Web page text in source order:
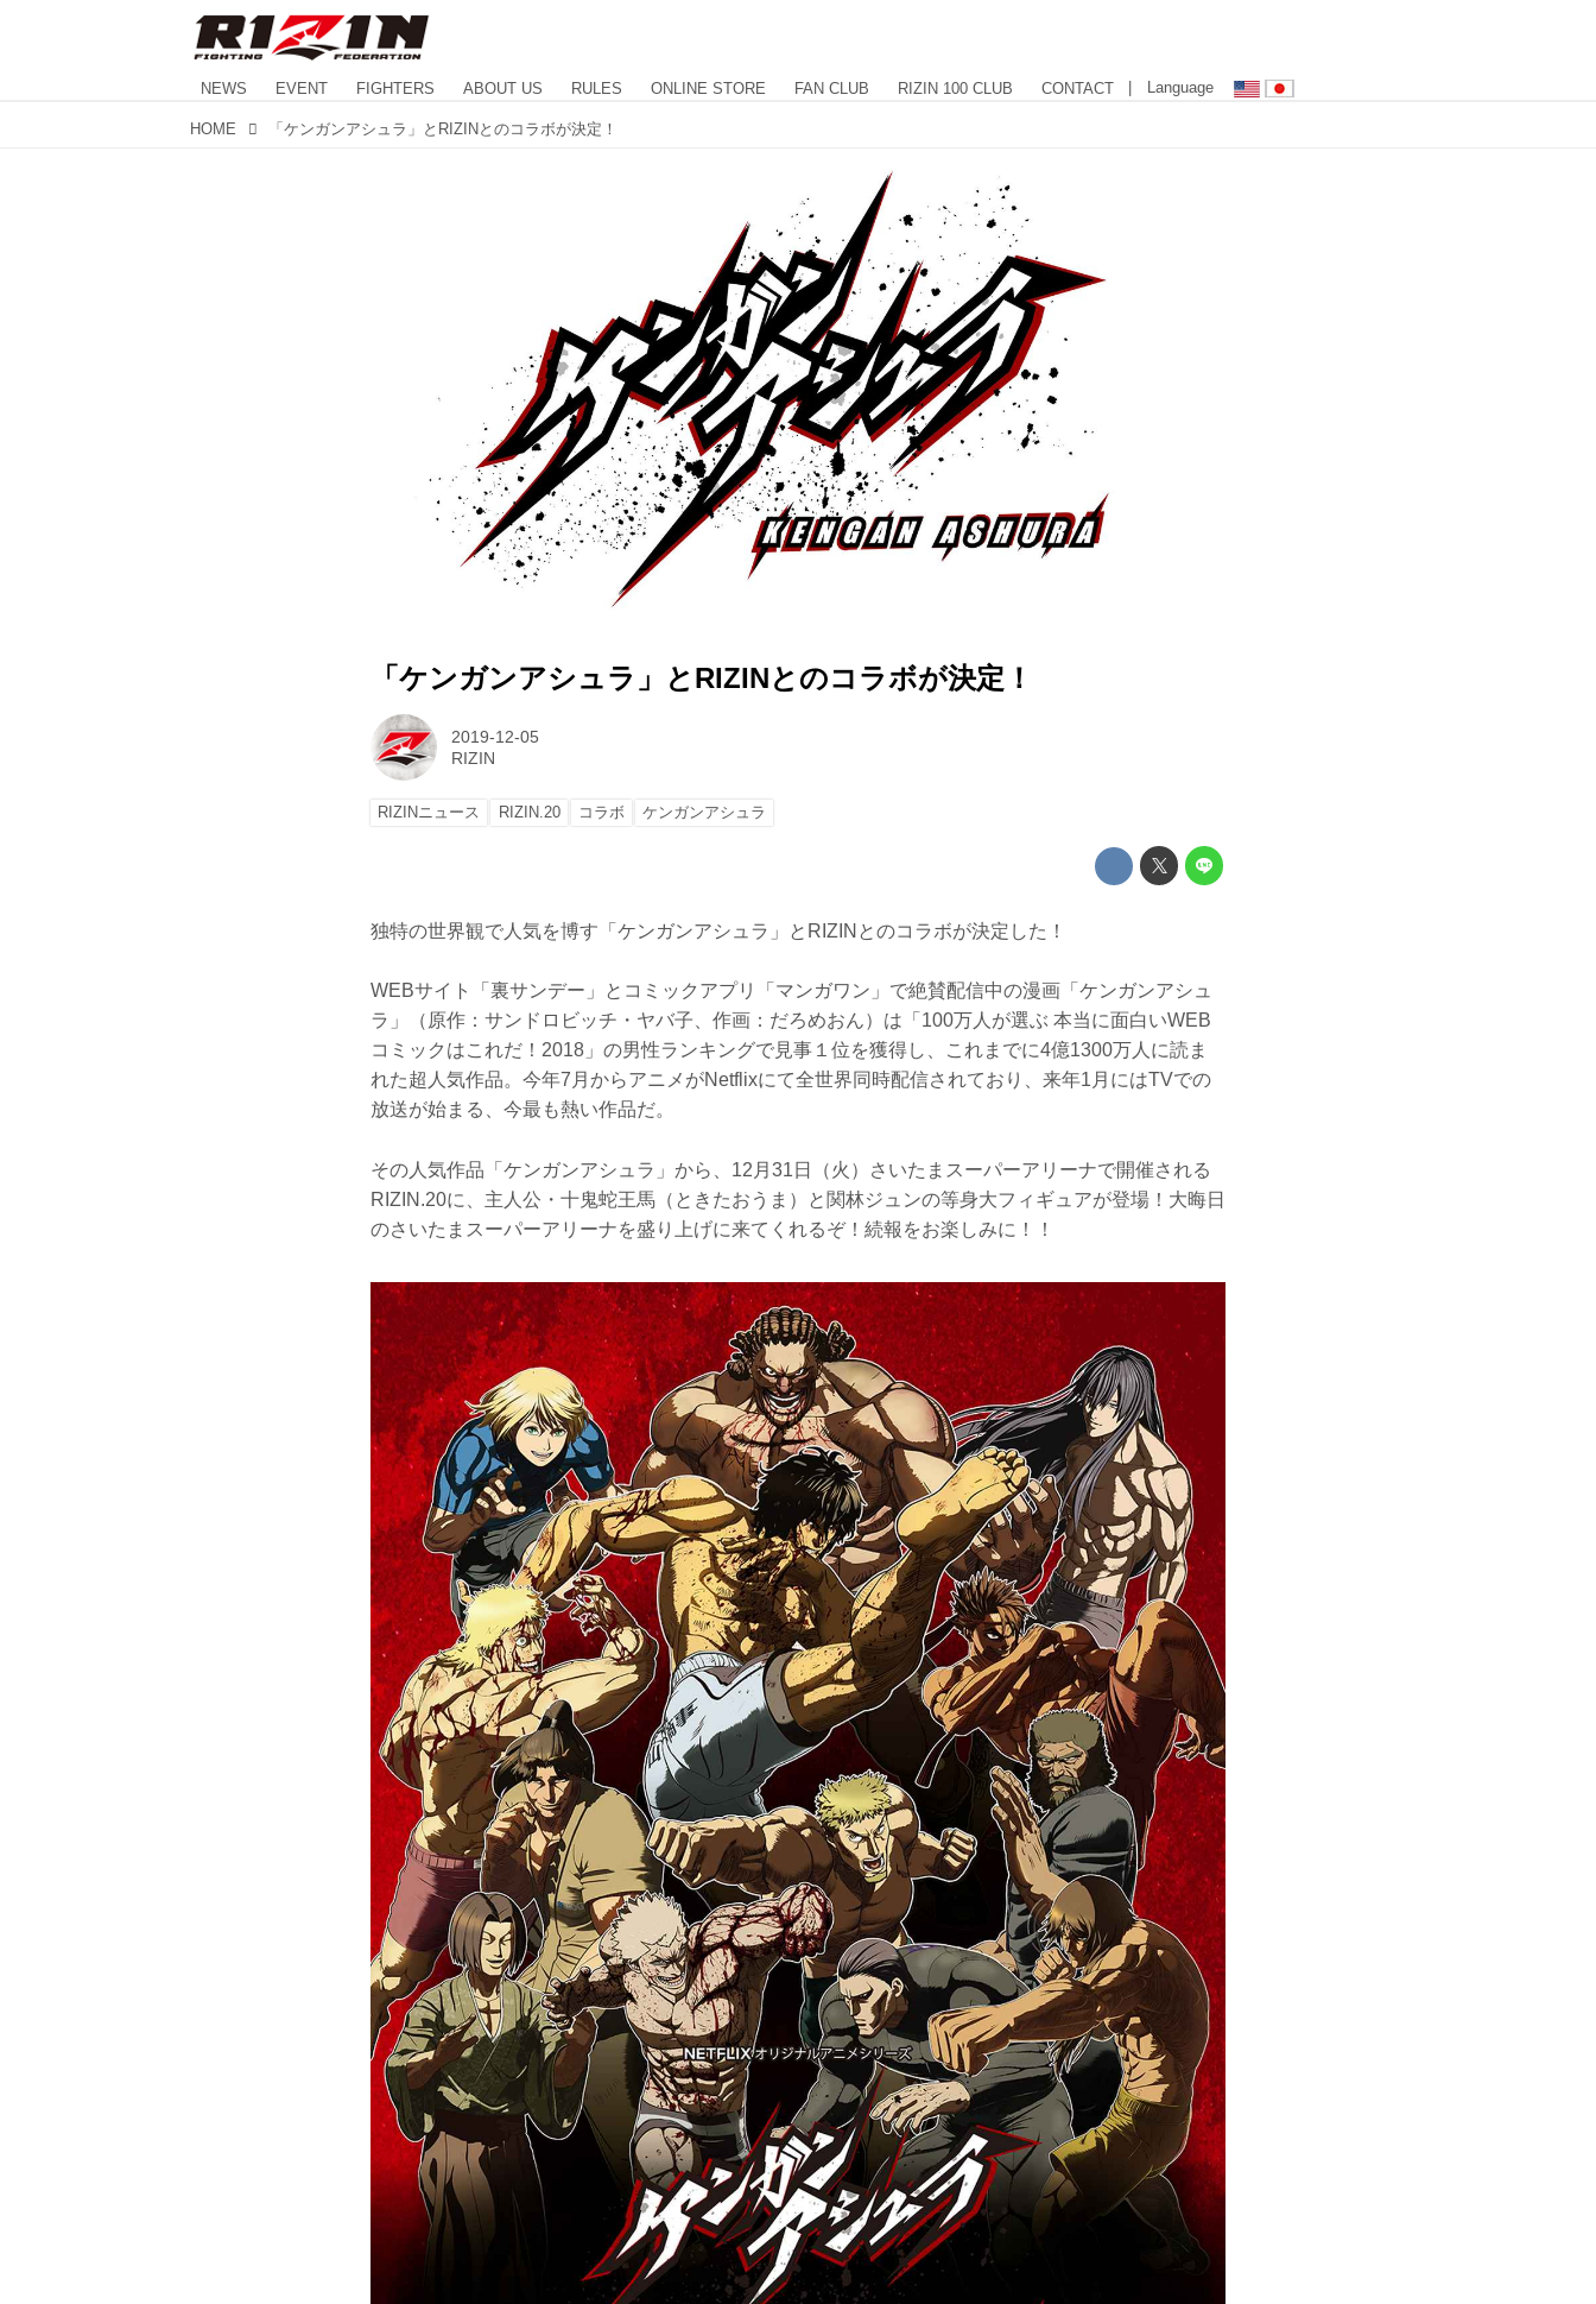
NEWS EVENT FIGHTERS ABOUT US RULES ONLINE STORE FAN CLUB RIZIN 100 CLUB CONTACT | Language
HOME 「ケンガンアシュラ」とRIZINとのコラボが決定！
「ケンガンアシュラ」とRIZINとのコラボが決定！
2019-12-05
RIZIN
RIZINニュース RIZIN.20 コラボ ケンガンアシュラ
独特の世界観で人気を博す「ケンガンアシュラ」とRIZINとのコラボが決定した！
WEBサイト「裏サンデー」とコミックアプリ「マンガワン」で絶賛配信中の漫画「ケンガンアシュ
ラ」（原作：サンドロビッチ・ヤバ子、作画：だろめおん）は「100万人が選ぶ 本当に面白いWEB
コミックはこれだ！2018」の男性ランキングで見事１位を獲得し、これまでに4億1300万人に読ま
れた超人気作品。今年7月からアニメがNetflixにて全世界同時配信されており、来年1月にはTVでの
放送が始まる、今最も熱い作品だ。
その人気作品「ケンガンアシュラ」から、12月31日（火）さいたまスーパーアリーナで開催される
RIZIN.20に、主人公・十鬼蛇王馬（ときたおうま）と関林ジュンの等身大フィギュアが登場！大晦日
のさいたまスーパーアリーナを盛り上げに来てくれるぞ！続報をお楽しみに！！